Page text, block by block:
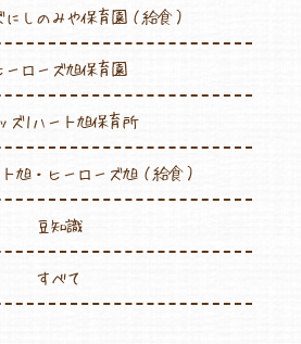
にしのみや保育園（給食）
ーローズ旭保育園
ズ1ハート旭保育所
旭・ヒーローズ旭（給食）
豆知識
すべて